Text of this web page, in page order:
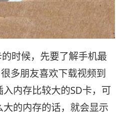
时候，先要了解手机最
多朋友喜欢下载视频到
内存比较大的SD卡，可
的内存的话，就会显示